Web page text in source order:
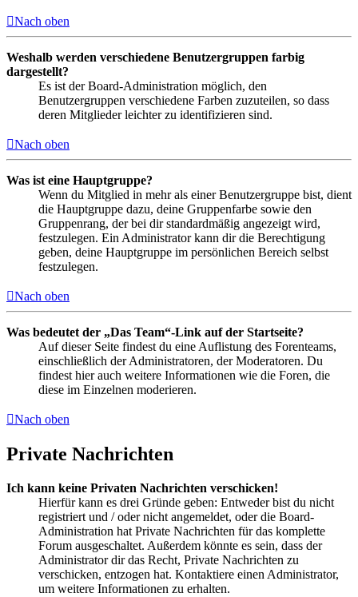
Nach oben
Weshalb werden verschiedene Benutzergruppen farbig
dargestellt?
Es ist der Board-Administration möglich, den
Benutzergruppen verschiedene Farben zuzuteilen, so dass
deren Mitglieder leichter zu identifizieren sind.
Nach oben
Was ist eine Hauptgruppe?
Wenn du Mitglied in mehr als einer Benutzergruppe bist, dient
die Hauptgruppe dazu, deine Gruppenfarbe sowie den
Gruppenrang, der bei dir standardmäßig angezeigt wird,
festzulegen. Ein Administrator kann dir die Berechtigung
geben, deine Hauptgruppe im persönlichen Bereich selbst
festzulegen.
Nach oben
Was bedeutet der „Das Team“-Link auf der Startseite?
Auf dieser Seite findest du eine Auflistung des Forenteams,
einschließlich der Administratoren, der Moderatoren. Du
findest hier auch weitere Informationen wie die Foren, die
diese im Einzelnen moderieren.
Nach oben
Private Nachrichten
Ich kann keine Privaten Nachrichten verschicken!
Hierfür kann es drei Gründe geben: Entweder bist du nicht
registriert und / oder nicht angemeldet, oder die Board-
Administration hat Private Nachrichten für das komplette
Forum ausgeschaltet. Außerdem könnte es sein, dass der
Administrator dir das Recht, Private Nachrichten zu
verschicken, entzogen hat. Kontaktiere einen Administrator,
um weitere Informationen zu erhalten.